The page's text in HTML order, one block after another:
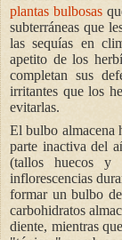
plantas bulbosas
subterráneas que
las sequías en
apetito de los
completan sus
irritantes que los
evitarlas.
El bulbo almacena
parte inactiva del
(tallos huecos y
inflorescencias
formar un bulbo
carbohidratos
diente, mientras